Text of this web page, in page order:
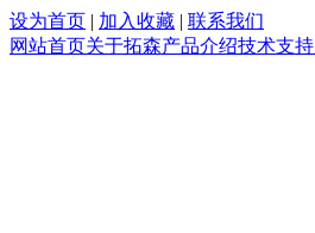
设为首页 | 加入收藏 | 联系我们
网站首页关于拓森产品介绍技术支持